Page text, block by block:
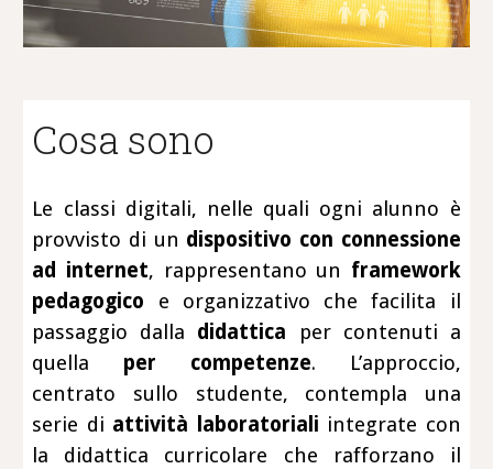
Cosa sono
Le classi digitali, nelle quali ogni alunno è
provvisto di un dispositivo con connessione
ad internet, rappresentano un framework
pedagogico e organizzativo che facilita il
passaggio dalla didattica per contenuti a
quella per competenze. L’approccio,
centrato sullo studente, contempla una
serie di attività laboratoriali integrate con
la didattica curricolare che rafforzano il